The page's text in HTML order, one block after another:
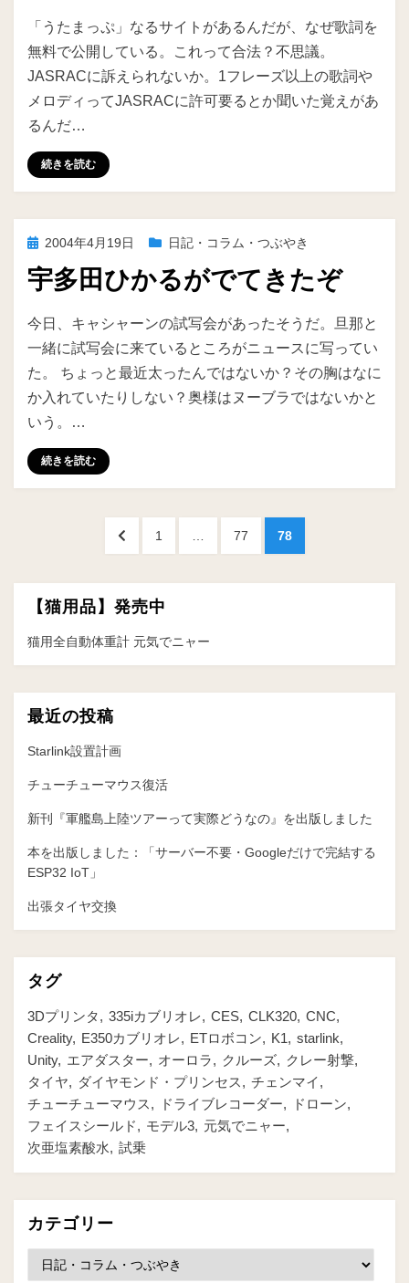
投稿者
「うたまっぷ」なるサイトがあるんだが、なぜ歌詞を
無料で公開している。これって合法？不思議。
JASRACに訴えられないか。1フレーズ以上の歌詞や
メロディってJASRACに許可要るとか聞いた覚えがあ
るんだ…
続きを読む
投
日:
2004年4月19日 日記・コラム・つぶやき
宇多田ひかるがでてきたぞ
投稿者
今日、キャシャーンの試写会があったそうだ。旦那と
一緒に試写会に来ているところがニュースに写ってい
た。 ちょっと最近太ったんではないか？その胸はなに
か入れていたりしない？奥様はヌーブラではないかと
いう。…
続きを読む
の
ー
送
り
前
の
ジ
へ
ペ
ー
1
ペ
ー
77
ペ
ー
78
【猫用品】発売中
猫用全自動体重計 元気でニャー
最近の投稿
Starlink設置計画
チューチューマウス復活
新刊『軍艦島上陸ツアーって実際どうなの』を出版しました
本を出版しました：「サーバー不要・Googleだけで完結する
ESP32 IoT」
出張タイヤ交換
タグ
3Dプリンタ 335iカブリオレ CES CLK320 CNC
Creality
E350カブリオレ ETロボコン K1
starlink
Unity
エアダスター オーロラ クルーズ
クレー射撃
タイヤ
ダイヤモンド・プリンセス
チェンマイ
チューチューマウス
ドライブレコーダー
ドローン
フェイスシールド
モデル3
元気でニャー
次亜塩素酸水
試乗
カテゴリー